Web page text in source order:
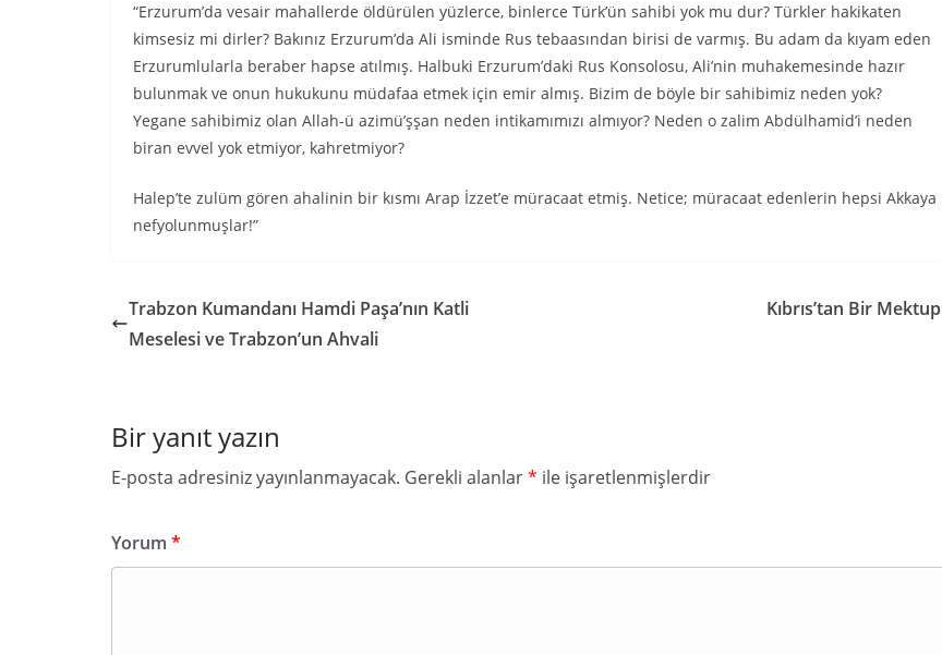
“Erzurum’da vesair mahallerde öldürülen yüzlerce, binlerce Türk’ün sahibi yok mu dur? Türkler hakikaten
kimsesiz mi dirler? Bakınız Erzurum’da Ali isminde Rus tebaasından birisi de varmış. Bu adam da kıyam eden
Erzurumlularla beraber hapse atılmış. Halbuki Erzurum’daki Rus Konsolosu, Ali’nin muhakemesinde hazır
bulunmak ve onun hukukunu müdafaa etmek için emir almış. Bizim de böyle bir sahibimiz neden yok?
Yegane sahibimiz olan Allah-ü azimü’şşan neden intikamımızı almıyor? Neden o zalim Abdülhamid’i neden
biran evvel yok etmiyor, kahretmiyor?
Halep’te zulüm gören ahalinin bir kısmı Arap İzzet’e müracaat etmiş. Netice; müracaat edenlerin hepsi Akkaya
nefyolunmuşlar!”
Trabzon Kumandanı Hamdi Paşa’nın Katli
Meselesi ve Trabzon’un Ahvali
Kıbrıs’tan Bir Mektup
Bir yanıt yazın
E-posta adresiniz yayınlanmayacak. Gerekli alanlar* ile işaretlenmişlerdir
Yorum *